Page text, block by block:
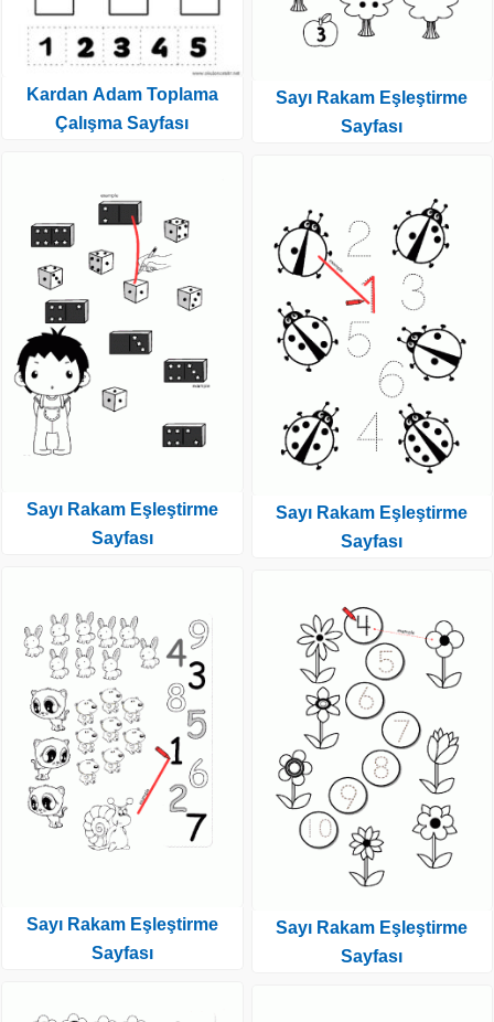
Kardan Adam Toplama
Çalışma Sayfası
Sayı Rakam Eşleştirme
Sayfası
Sayı Rakam Eşleştirme
Sayfası
Sayı Rakam Eşleştirme
Sayfası
Sayı Rakam Eşleştirme
Sayfası
Sayı Rakam Eşleştirme
Sayfası